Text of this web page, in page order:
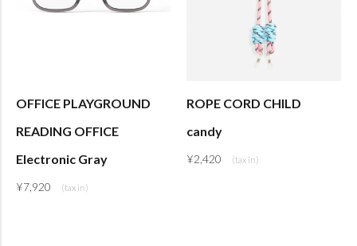
OFFICE PLAYGROUND
READING OFFICE
Electronic Gray
¥7,920
ROPE CORD CHILD
candy
¥2,420